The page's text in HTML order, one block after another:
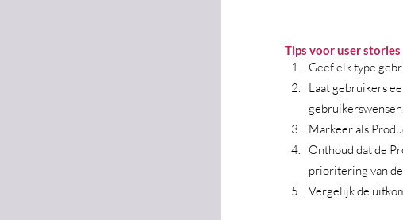
Tips voor user stories
Geef elk type
Laat gebruikers
gebruikerswensen.
Markeer als
Onthoud dat de
prioritering van
Vergelijk de